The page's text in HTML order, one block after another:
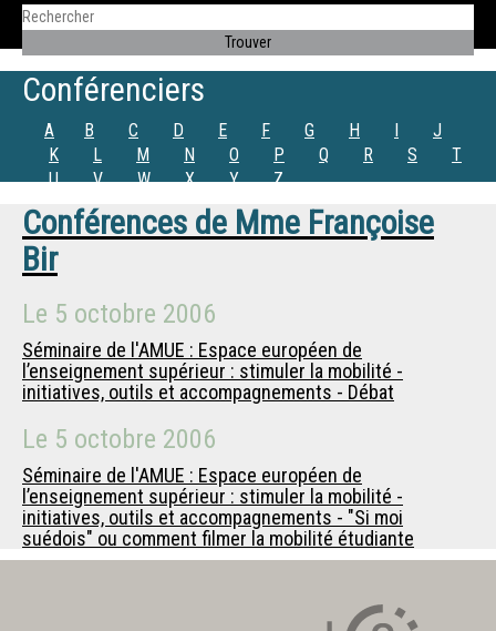
Conférenciers
A B C D E F G H I
J
K
L M N O P Q R S
T
U
V W X Y Z
Conférences de Mme Françoise
Bir
Le 5 octobre 2006
Séminaire de l'AMUE : Espace européen de
l’enseignement supérieur : stimuler la mobilité -
initiatives, outils et accompagnements - Débat
Le 5 octobre 2006
Séminaire de l'AMUE : Espace européen de
l’enseignement supérieur : stimuler la mobilité -
initiatives, outils et accompagnements - "Si moi
suédois" ou comment filmer la mobilité étudiante